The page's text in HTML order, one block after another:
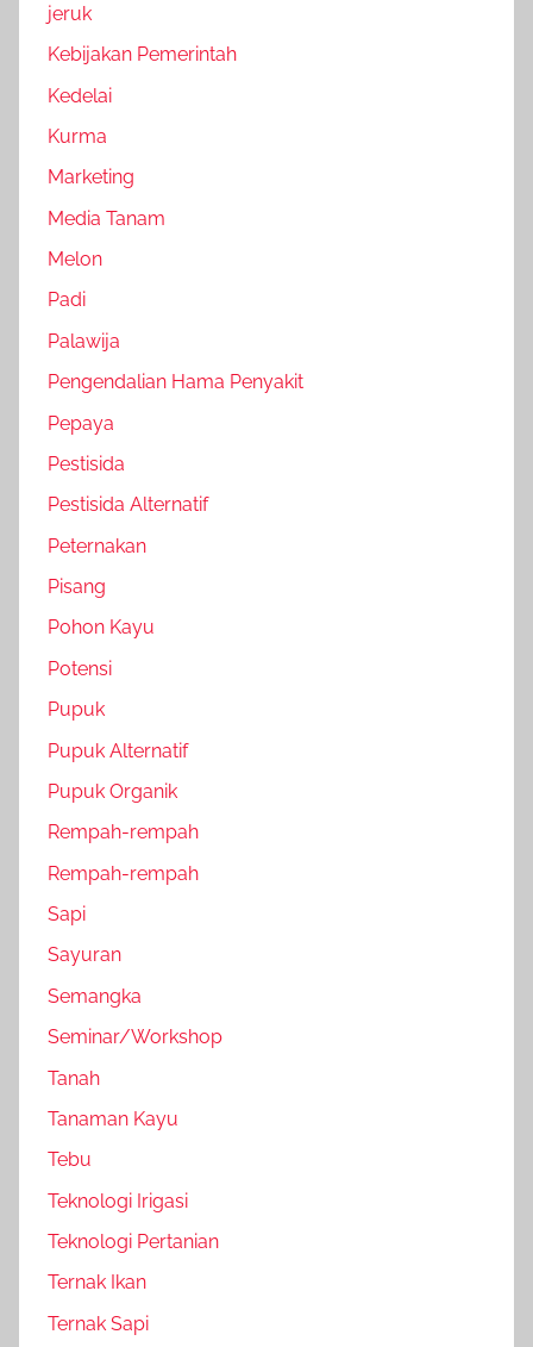
jeruk
Kebijakan Pemerintah
Kedelai
Kurma
Marketing
Media Tanam
Melon
Padi
Palawija
Pengendalian Hama Penyakit
Pepaya
Pestisida
Pestisida Alternatif
Peternakan
Pisang
Pohon Kayu
Potensi
Pupuk
Pupuk Alternatif
Pupuk Organik
Rempah-rempah
Rempah-rempah
Sapi
Sayuran
Semangka
Seminar/Workshop
Tanah
Tanaman Kayu
Tebu
Teknologi Irigasi
Teknologi Pertanian
Ternak Ikan
Ternak Sapi